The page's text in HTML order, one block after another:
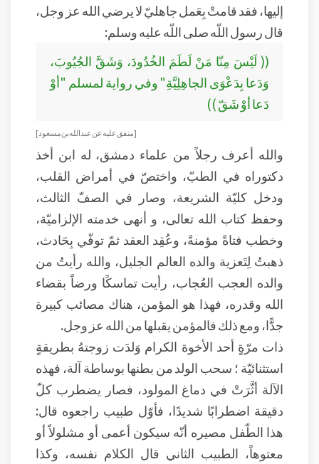
إليها، فقد قامتْ بِعَمل جاهليّ لا يرضي الله عز وجل،
قال رسول اللّه صلى اللّه عليه وسلم:
(( لَيْسَ مِنّا مَنْ لَطَمَ الخُدُودَ، وَشَقَّ الجُيُوبَ،
وَدَعا بِدَعْوَى الجاهِلِيَّةِ" وفي رواية لمسلم "أوْ
دَعا أوْ شَقّ ))
[ متفق عليه عن عبد الله بن مسعود]
والله أعرف رجلاً من علماء دمشق، له ابن أخذ
دكتوراه في الطبّ، واختصّ في أمراض القلب،
ودخل كليّة الشريعة، وصار في الصفّ الثالث،
وحفظ كتاب الله تعالى، و أنهى خدمته الإلزاميّة،
وخطب فتاةً مؤمنةً، وعُقِد العقد ثمّ توفّي بِحَادث،
ذهبتُ لِتَعزية والده العالم الجليل، والله رأيتُ من
والده العجب العُجاب، رأيت تماسكًا ورضاً بقضاء
الله وقدره، فهذا هو المؤمن، هناك مصائب كبيرة
جدًّا، ومع ذلك فالمؤمن يقبلها من الله عز وجل.
ذات مرّةٍ أحد الأخوة الكرام وَلدَت زوجتهُ بطريقةٍ
استثنائيّة ؛ سحب الولد من بطنها بوساطة آلة، فهذه
الآلة أثَّرَتْ في دماغ المولود، فصار يضطرب كلّ
دقيقة اضطرابًا شديدًا، فأوّل طبيب راجعوه قال:
هذا الطّفل مصيره أنّه سيكون أعمى أو مشلولاً أو
معتوهاً، الطبيب الثاني قال الكلام نفسه، وكذا